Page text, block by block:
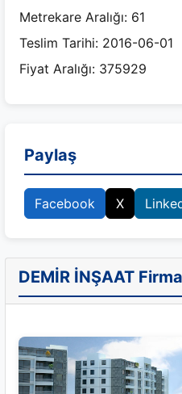
Metrekare Aralığı: 61
Teslim Tarihi: 2016-06-01
Fiyat Aralığı: 375929
Paylaş
Facebook X
DEMİR İNŞAAT